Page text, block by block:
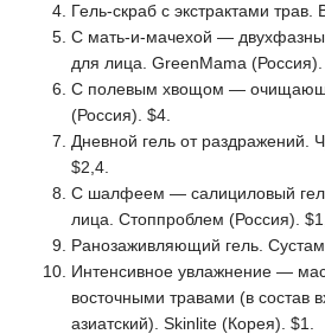
Гель-скраб с экстрактами трав.
С мать-и-мачехой —
для лица. GreenMama (Россия).
С полевым хвощом —
(Россия). $4.
Дневной гель от раздражений.
$2,4.
С шалфеем — салициловый
лица. Стоппроблем (Россия).
Ранозаживляющий гель.
Интенсивное увлажнение —
восточными травами (в состав
азиатский). Skinlite (Корея). $1.